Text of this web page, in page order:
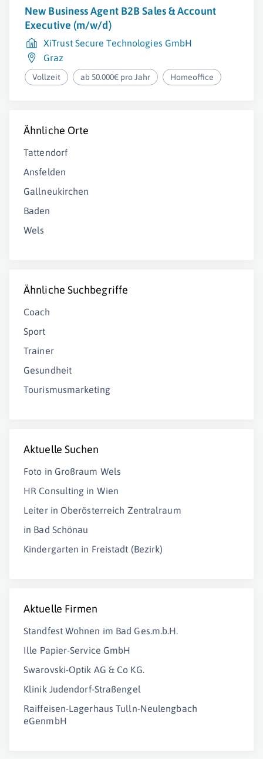
New Business Agent B2B Sales & Account
Executive (m/w/d)
XiTrust Secure Technologies GmbH
Graz
Vollzeit ab 50.000€ pro Jahr Homeoffice
Ähnliche Orte
Tattendorf
Ansfelden
Gallneukirchen
Baden
Wels
Ähnliche Suchbegriffe
Coach
Sport
Trainer
Gesundheit
Tourismusmarketing
Aktuelle Suchen
Foto in Großraum Wels
HR Consulting in Wien
Leiter in Oberösterreich Zentralraum
in Bad Schönau
Kindergarten in Freistadt (Bezirk)
Aktuelle Firmen
Standfest Wohnen im Bad Ges.m.b.H.
Ille Papier-Service GmbH
Swarovski-Optik AG & Co KG.
Klinik Judendorf-Straßengel
Raiffeisen-Lagerhaus Tulln-Neulengbach
eGenmbH